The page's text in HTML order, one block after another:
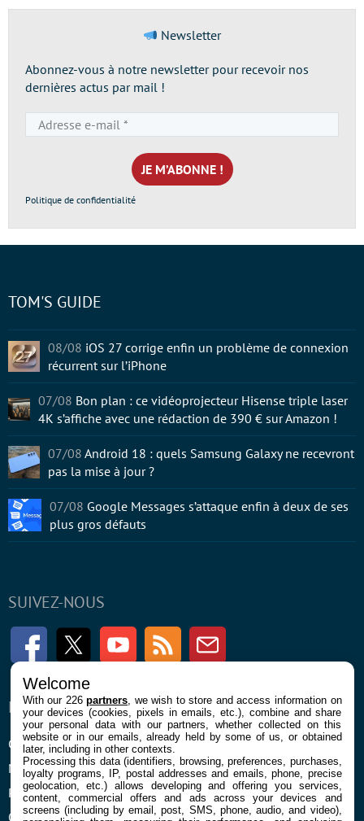
Newsletter
Abonnez-vous à notre newsletter pour recevoir nos
dernières actus par mail !
e-
mail
*
Politique de confidentialité
SUIVEZ-NOUS
FacebookTwitter Youtube RSS Newsletter
ENTREPRISE
Confidentialité et Cookies
Mentions légales et CGU
Préférences Cookies
Qui sommes nous
À PROPOS
Contact
TOM'S GUIDE
08/08 iOS 27 corrige enfin un problème de connexion
récurrent sur l’iPhone
07/08 Bon plan : ce vidéoprojecteur Hisense triple laser
4K s’affiche avec une rédaction de 390 € sur Amazon !
07/08 Android 18 : quels Samsung Galaxy ne recevront
pas la mise à jour ?
07/08 Google Messages s’attaque enfin à deux de ses
plus gros défauts
Welcome
With our 226partners , we wish to store and access information on
your devices (cookies, pixels in emails, etc.), combine and share
your personal data with our partners, whether collected on this
website or in our emails, already held by some of us, or obtained
later, including in other contexts.
Processing this data (identifiers, browsing, preferences, purchases,
loyalty programs, IP, postal addresses and emails, phone, precise
geolocation, etc.) allows developing and offering you services,
content, commercial offers and ads across your devices and
screens (including by email, post, SMS, phone, audio, and video),